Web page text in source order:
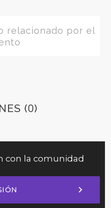
relacionado por el
(0)
con la comunidad
chevron_right